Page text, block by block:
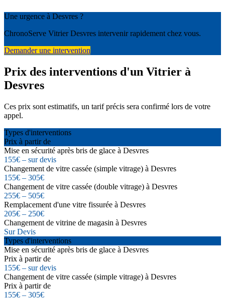
Une urgence à Desvres ?
ChronoServe Vitrier Desvres intervenir rapidement chez vous.
Demander une intervention
Prix des interventions d'un Vitrier à
Desvres
Ces prix sont estimatifs, un tarif précis sera confirmé lors de votre
appel.
Types d'interventions
Prix à partir de
Mise en sécurité après bris de glace à Desvres
155€ – sur devis
Changement de vitre cassée (simple vitrage) à Desvres
155€ – 305€
Changement de vitre cassée (double vitrage) à Desvres
255€ – 505€
Remplacement d'une vitre fissurée à Desvres
205€ – 250€
Changement de vitrine de magasin à Desvres
Sur Devis
Types d'interventions
Mise en sécurité après bris de glace à Desvres
Prix à partir de
155€ – sur devis
Changement de vitre cassée (simple vitrage) à Desvres
Prix à partir de
155€ – 305€